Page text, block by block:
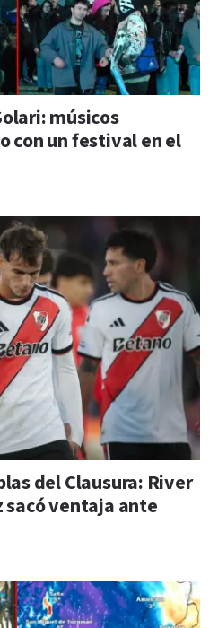
músicos
con un festival en el
del Clausura: River
sacó ventaja ante